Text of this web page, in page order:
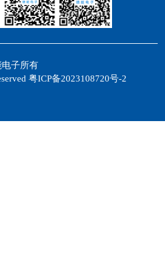
电子所有
粤ICP备2023108720号-2